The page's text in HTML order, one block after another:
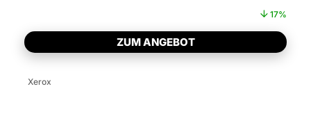
17%
ZUM ANGEBOT
Xerox